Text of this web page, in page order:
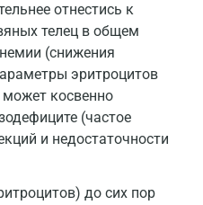
отнестись к
телец в общем
(снижения
эритроцитов
косвенно
(частое
и недостаточности
до сих пор